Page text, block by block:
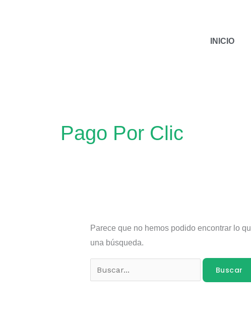
INICIO
Pago Por Clic
Parece que no hemos podido encontrar lo
una búsqueda.